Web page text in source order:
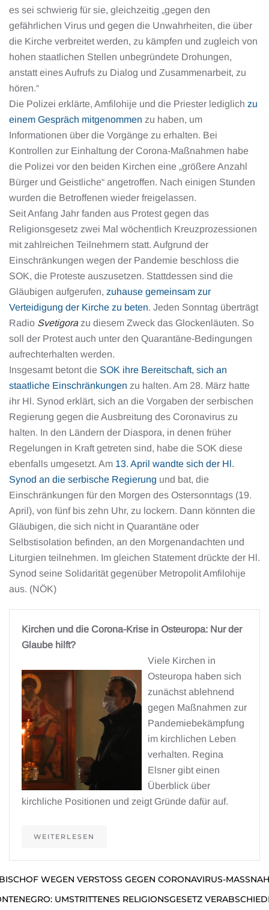
es sei schwierig für sie, gleichzeitig „gegen den
gefährlichen Virus und gegen die Unwahrheiten, die über
die Kirche verbreitet werden, zu kämpfen und zugleich von
hohen staatlichen Stellen unbegründete Drohungen,
anstatt eines Aufrufs zu Dialog und Zusammenarbeit, zu
hören.“
Die Polizei erklärte, Amfilohije und die Priester lediglich zu
einem Gespräch mitgenommen zu haben, um
Informationen über die Vorgänge zu erhalten. Bei
Kontrollen zur Einhaltung der Corona-Maßnahmen habe
die Polizei vor den beiden Kirchen eine „größere Anzahl
Bürger und Geistliche“ angetroffen. Nach einigen Stunden
wurden die Betroffenen wieder freigelassen.
Seit Anfang Jahr fanden aus Protest gegen das
Religionsgesetz zwei Mal wöchentlich Kreuzprozessionen
mit zahlreichen Teilnehmern statt. Aufgrund der
Einschränkungen wegen der Pandemie beschloss die
SOK, die Proteste auszusetzen. Stattdessen sind die
Gläubigen aufgerufen, zuhause gemeinsam zur
Verteidigung der Kirche zu beten. Jeden Sonntag überträgt
Radio Svetigorazu diesem Zweck das Glockenläuten. So
soll der Protest auch unter den Quarantäne-Bedingungen
aufrechterhalten werden.
Insgesamt betont die SOK ihre Bereitschaft, sich an
staatliche Einschränkungen zu halten. Am 28. März hatte
ihr Hl. Synod erklärt, sich an die Vorgaben der serbischen
Regierung gegen die Ausbreitung des Coronavirus zu
halten. In den Ländern der Diaspora, in denen früher
Regelungen in Kraft getreten sind, habe die SOK diese
ebenfalls umgesetzt. Am 13. April wandte sich der Hl.
Synod an die serbische Regierung und bat, die
Einschränkungen für den Morgen des Ostersonntags (19.
April), von fünf bis zehn Uhr, zu lockern. Dann könnten die
Gläubigen, die sich nicht in Quarantäne oder
Selbstisolation befinden, an den Morgenandachten und
Liturgien teilnehmen. Im gleichen Statement drückte der Hl.
Synod seine Solidarität gegenüber Metropolit Amfilohije
aus. (NÖK)
Kirchen und die Corona-Krise in Osteuropa: Nur der
Glaube hilft?
Viele Kirchen in
Osteuropa haben sich
zunächst ablehnend
gegen Maßnahmen zur
Pandemiebekämpfung
im kirchlichen Leben
verhalten. Regina
Elsner gibt einen
Überblick über
kirchliche Positionen und zeigt Gründe dafür auf.
WEITERLESEN
WEGEN VERSTOSS GEGEN CORONAVIRUS-
UMSTRITTENES RELIGIONSGESETZ